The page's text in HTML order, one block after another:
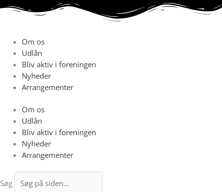
Gå
Om os
Udlån
Bliv aktiv i foreningen
Nyheder
Arrangementer
Om os
Udlån
Bliv aktiv i foreningen
Nyheder
Arrangementer
Søg